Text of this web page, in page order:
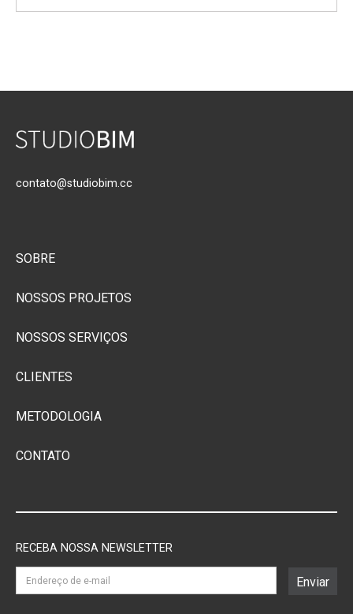
contato@studiobim.cc
SOBRE
NOSSOS PROJETOS
NOSSOS SERVIÇOS
CLIENTES
METODOLOGIA
CONTATO
RECEBA NOSSA NEWSLETTER